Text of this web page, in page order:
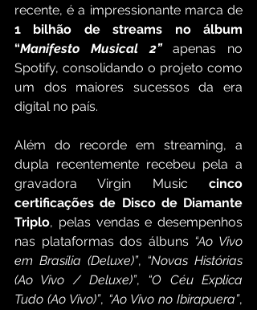
1 bilhão de streams no álbum
“Manifesto Musical 2” apenas no
Spotify, consolidando o projeto como
um dos maiores sucessos da era
digital no país.
Além do recorde em streaming, a
dupla recentemente recebeu pela a
gravadora Virgin Music cinco
certificações de Disco de Diamante
Triplo, pelas vendas e desempenhos
nas plataformas dos álbuns “Ao Vivo
em Brasília (Deluxe)”, “Novas Histórias
(Ao Vivo / Deluxe)”, “O Céu Explica
Tudo (Ao Vivo)”, “Ao Vivo no Ibirapuera”